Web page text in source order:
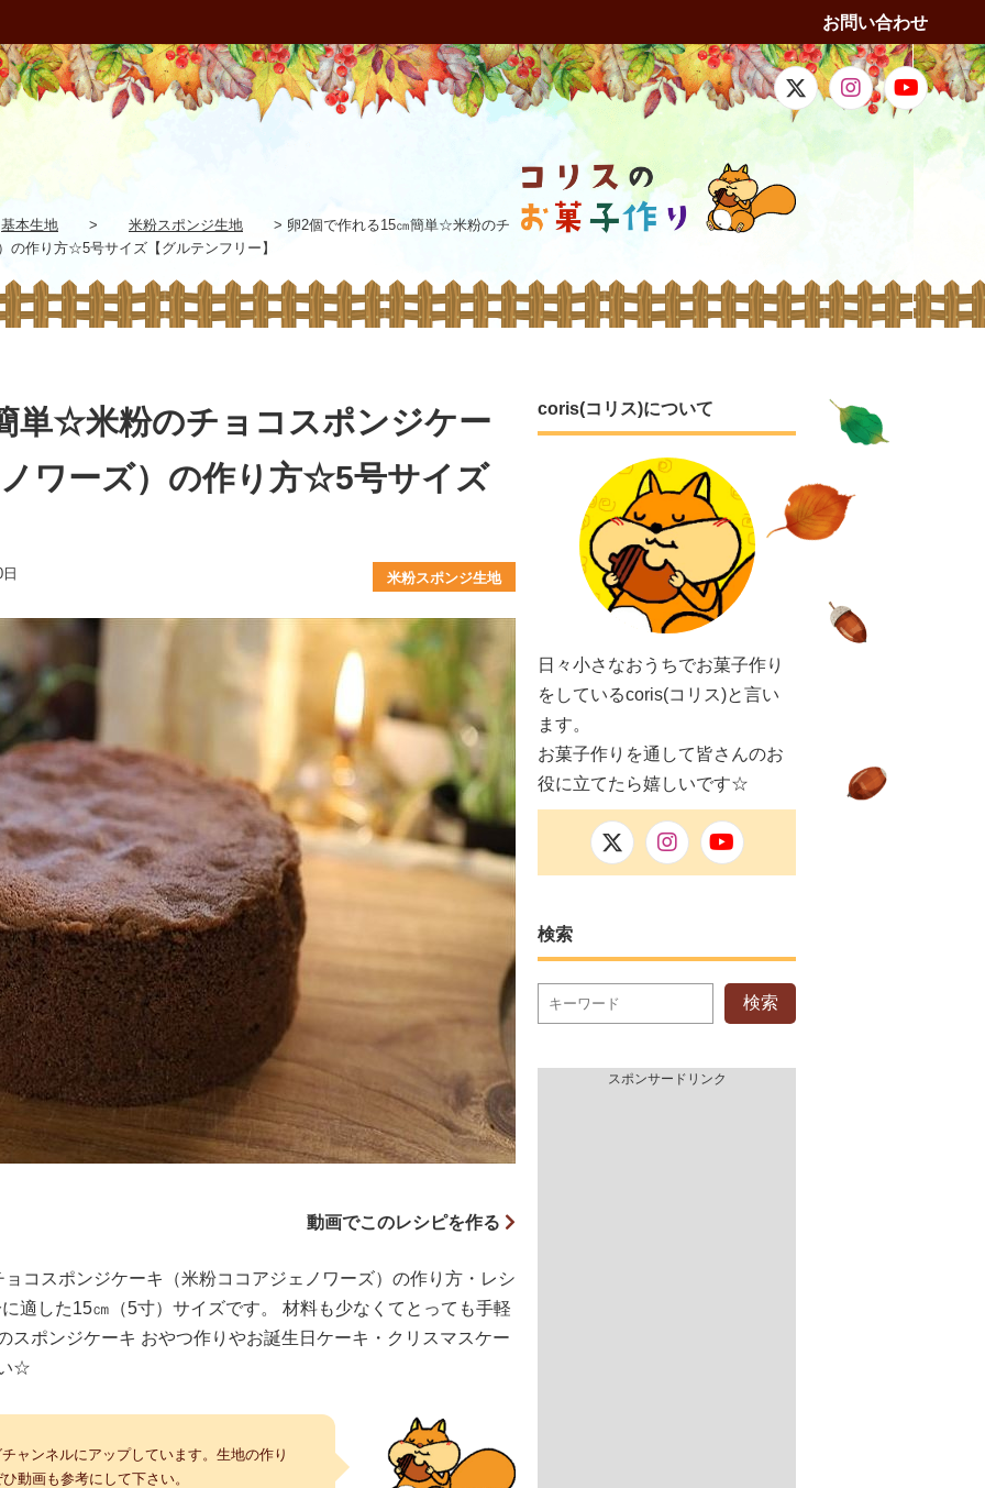
お問い合わせ
基本生地 > 米粉スポンジ生地 > 卵2個で作れる15㎝簡単☆米粉のチ
の作り方☆5号サイズ【グルテンフリー】
単☆米粉のチョコスポンジケー
ワーズ）の作り方☆5号サイズ
米粉スポンジ生地
動画でこのレシピを作る
コスポンジケーキ（米粉ココアジェノワーズ）の作り方・レシ
適した15㎝（5寸）サイズです。 材料も少なくてとっても手軽
スポンジケーキ おやつ作りやお誕生日ケーキ・クリスマスケー
☆
ャンネルにアップしています。生地の作り
動画も参考にして下さい。
coris(コリス)について
日々小さなおうちでお菓子作り
をしているcoris(コリス)と言い
ます。
お菓子作りを通して皆さんのお
役に立てたら嬉しいです☆
検索
検索
スポンサードリンク